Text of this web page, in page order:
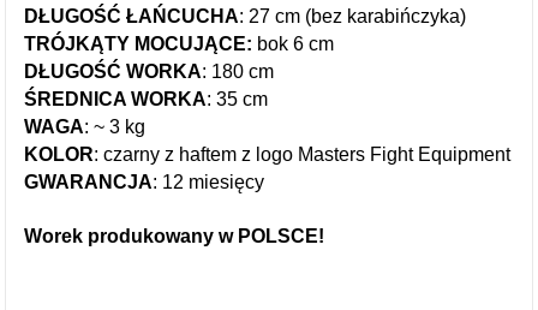
DŁUGOŚĆ ŁAŃCUCHA: 27 cm (bez karabińczyka)
TRÓJKĄTY MOCUJĄCE: bok 6 cm
DŁUGOŚĆ WORKA: 180 cm
ŚREDNICA WORKA: 35 cm
WAGA: ~ 3 kg
KOLOR: czarny z haftem z logo Masters Fight Equipment
GWARANCJA: 12 miesięcy
Worek produkowany w POLSCE!